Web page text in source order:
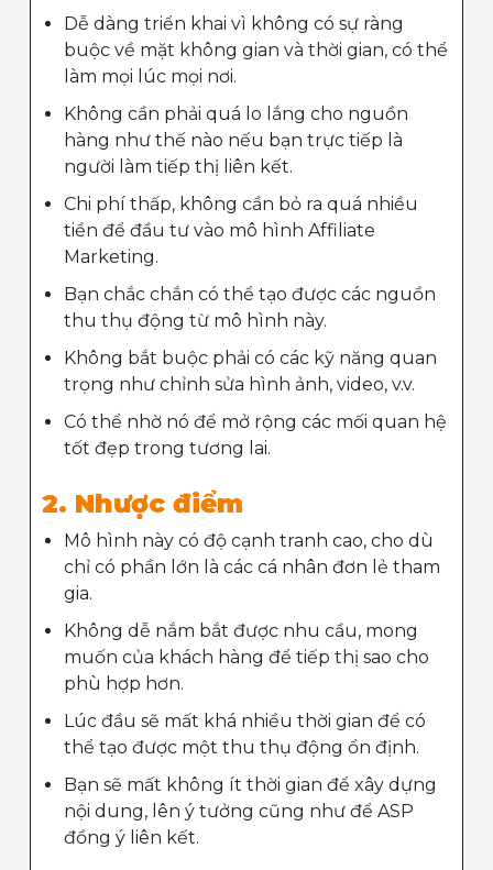
Dễ dàng triển khai vì không có sự ràng
buộc về mặt không gian và thời gian, có thể
làm mọi lúc mọi nơi.
Không cần phải quá lo lắng cho nguồn
hàng như thế nào nếu bạn trực tiếp là
người làm tiếp thị liên kết.
Chi phí thấp, không cần bỏ ra quá nhiều
tiền để đầu tư vào mô hình Affiliate
Marketing.
Bạn chắc chắn có thể tạo được các nguồn
thu thụ động từ mô hình này.
Không bắt buộc phải có các kỹ năng quan
trọng như chỉnh sửa hình ảnh, video, v.v.
Có thể nhờ nó để mở rộng các mối quan hệ
tốt đẹp trong tương lai.
2. Nhược điểm
Mô hình này có độ cạnh tranh cao, cho dù
chỉ có phần lớn là các cá nhân đơn lẻ tham
gia.
Không dễ nắm bắt được nhu cầu, mong
muốn của khách hàng để tiếp thị sao cho
phù hợp hơn.
Lúc đầu sẽ mất khá nhiều thời gian để có
thể tạo được một thu thụ động ổn định.
Bạn sẽ mất không ít thời gian để xây dựng
nội dung, lên ý tưởng cũng như để ASP
đồng ý liên kết.